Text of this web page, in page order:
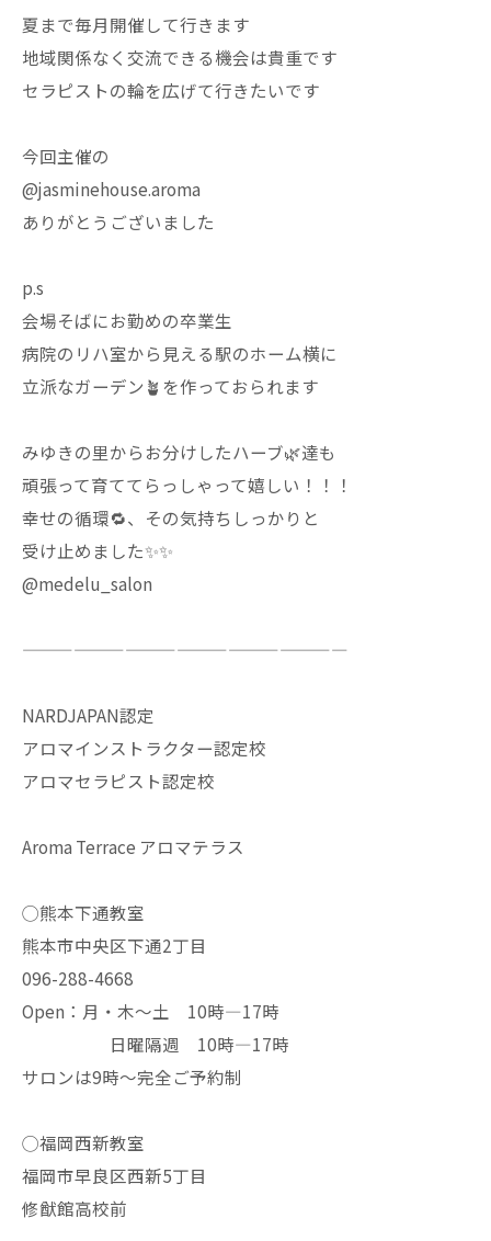
夏まで毎月開催して行きます
地域関係なく交流できる機会は貴重です
セラピストの輪を広げて行きたいです
今回主催の
@jasminehouse.aroma
ありがとうございました
p.s
会場そばにお勤めの卒業生
病院のリハ室から見える駅のホーム横に
立派なガーデン🪴を作っておられます
みゆきの里からお分けしたハーブ🌿達も
頑張って育ててらっしゃって嬉しい！！！
幸せの循環🔁、その気持ちしっかりと
受け止めました✨✨
@medelu_salon
———————————————————
NARDJAPAN認定
アロマインストラクター認定校
アロマセラピスト認定校
Aroma Terrace アロマテラス
◯熊本下通教室
熊本市中央区下通2丁目
096-288-4668
Open：月・木〜土 10時—17時
日曜隔週 10時—17時
サロンは9時〜完全ご予約制
◯福岡西新教室
福岡市早良区西新5丁目
修猷館高校前